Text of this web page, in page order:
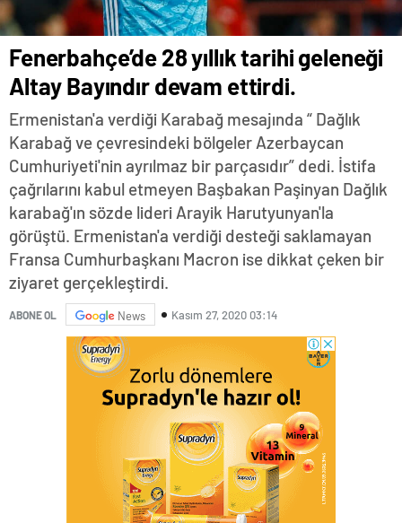
Fenerbahçe’de 28 yıllık tarihi geleneği
Altay Bayındır devam ettirdi.
Ermenistan'a verdiği Karabağ mesajında “ Dağlık
Karabağ ve çevresindeki bölgeler Azerbaycan
Cumhuriyeti'nin ayrılmaz bir parçasıdır” dedi. İstifa
çağrılarını kabul etmeyen Başbakan Paşinyan Dağlık
karabağ'ın sözde lideri Arayik Harutyunyan'la
görüştü. Ermenistan'a verdiği desteği saklamayan
Fransa Cumhurbaşkanı Macron ise dikkat çeken bir
ziyaret gerçekleştirdi.
ABONE OL News Kasım 27, 2020 03:14